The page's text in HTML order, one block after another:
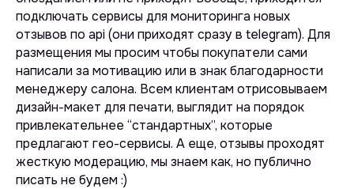
подключать сервисы для мониторинга новых
отзывов по api (они приходят сразу в telegram). Для
размещения мы просим чтобы покупатели сами
написали за мотивацию или в знак благодарности
менеджеру салона. Всем клиентам отрисовываем
дизайн-макет для печати, выглядит на порядок
привлекательнее “стандартных”, которые
предлагают гео-сервисы. А еще, отзывы проходят
жесткую модерацию, мы знаем как, но публично
писать не будем :)